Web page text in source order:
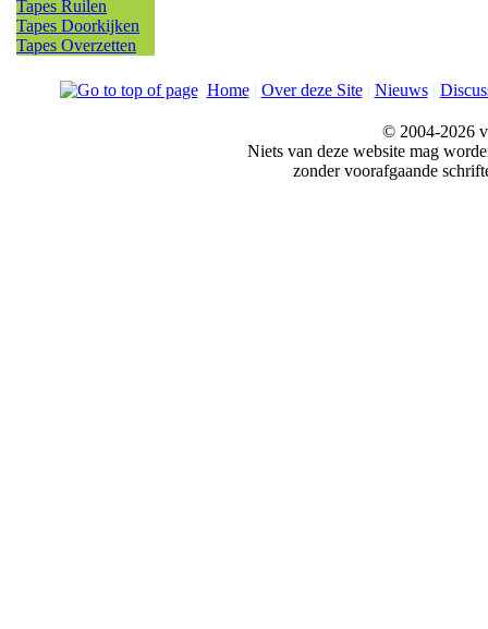
Tapes Ruilen
Tapes Doorkijken
Tapes Overzetten
Home| Over deze Site| Nieuws|
© 2004-2026
Niets van deze website mag
zonder voorafgaande